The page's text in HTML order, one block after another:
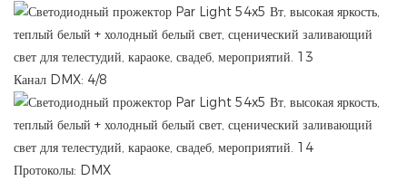
Канал DMX: 4/8
Протоколы: DMX